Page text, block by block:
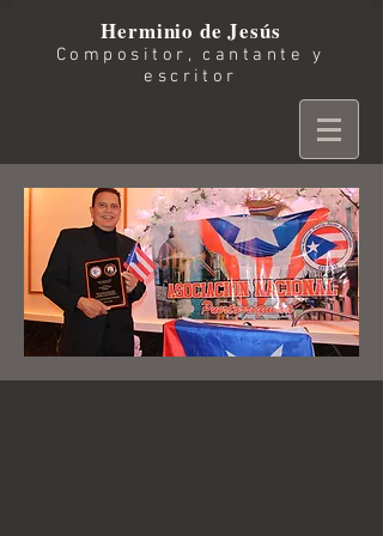
Herminio de Jesús
Compositor, cantante y
escritor